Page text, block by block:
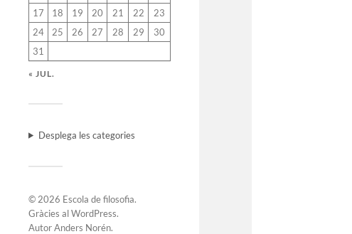
17
18 19 20 21 22
23
24
25 26 27 28 29
30
31
« JUL.
Desplega les categories
© 2026 Escola de filosofia.
Gràcies alWordPress.
AutorAnders Norén.